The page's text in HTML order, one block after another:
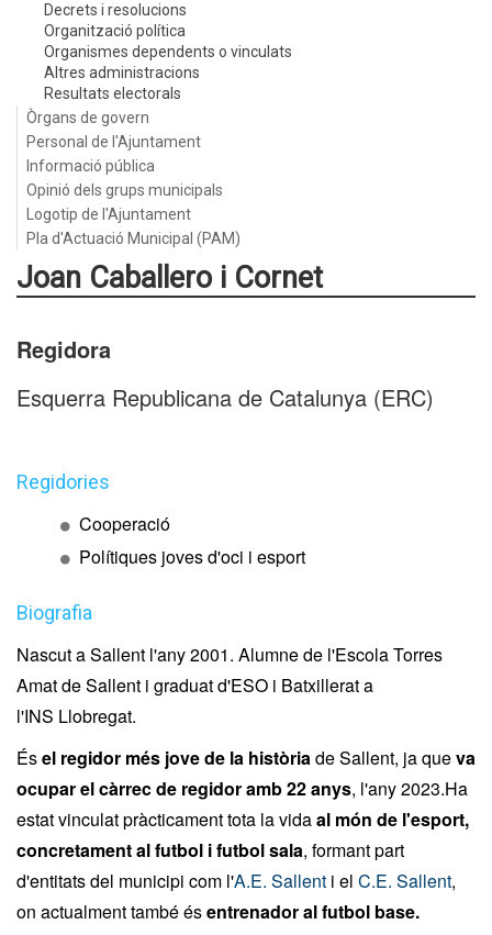
Decrets i resolucions
Organització política
Organismes dependents o vinculats
Altres administracions
Resultats electorals
Òrgans de govern
Personal de l'Ajuntament
Informació pública
Opinió dels grups municipals
Logotip de l'Ajuntament
Pla d'Actuació Municipal (PAM)
Joan Caballero i Cornet
Regidora
Esquerra Republicana de Catalunya (ERC)
Regidories
Cooperació
Polítiques joves d'oci i esport
Biografia
Nascut a Sallent l'any 2001. Alumne de l'Escola Torres
Amat de Sallent i graduat d'ESO i Batxillerat a
l'INS Llobregat.
Ésel regidor més jove de la històriade Sallent, ja queva
ocupar el càrrec de regidor amb 22 anys, l'any 2023.Ha
estat vinculat pràcticament tota la vidaal món de l'esport,
concretament al futbol i futbol sala, formant part
d'entitats del municipi com l'A.E. Sallent i el C.E. Sallent,
on actualment també ésentrenador al futbol base.